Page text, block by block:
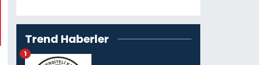
Trend Haberler
1